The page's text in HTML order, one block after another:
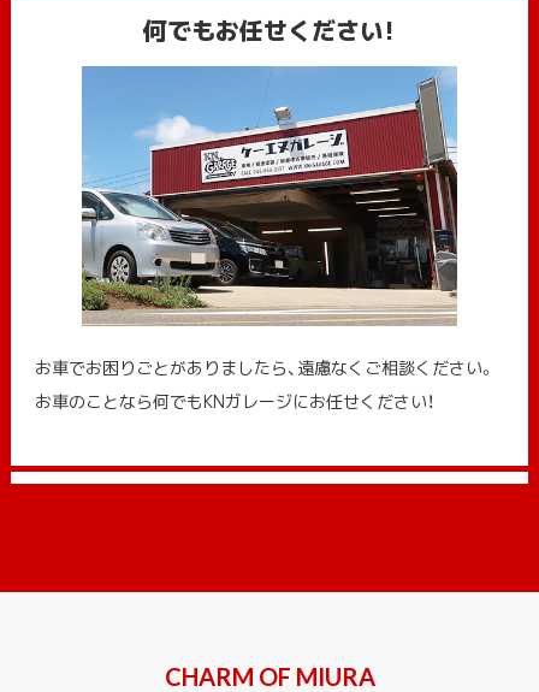
何でもお任せください!
お車でお困りごとがありましたら、遠慮なくご相談ください。
お車のことなら何でもKNガレージにお任せください！
CHARM OF MIURA